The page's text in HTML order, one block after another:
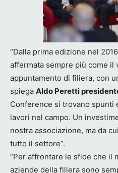
“Dalla prima edizione nel
affermata sempre più come il
appuntamento di filiera, con
spiega Aldo Peretti
Conference si trovano
lavori nel campo. Un
nostra associazione, ma da
tutto il settore”.
“Per affrontare le sfide che il
aziende della filiera sono